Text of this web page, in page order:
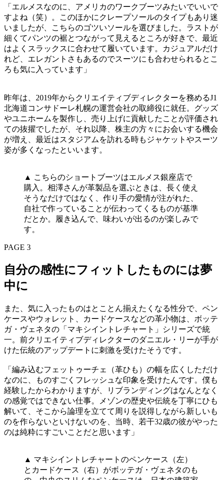
「エルメスなのに、アメリカのワークブーツみたいでいいで
すよね（笑）。このほかにクレープソールのタイプもあり迷
いましたが、こちらのゴツいソールを選びました。ラストが
細くてパンツの裾とつながって見えるところが好きで、最近
はよくスラックスに合わせて履いています。カジュアルだけ
れど、エレガントさもあるのでスーツにも合わせられるとこ
ろも気に入っています」
昨年は、2019年からクリエイティブディレクターを務めるJ1
北海道コンサドーレ札幌の運営会社の取締役に就任。グッズ
やユニホームを製作し、売り上げに貢献したことが評価され
ての抜擢でしたが、それ以降、株主の方々にお会いする機会
が増え、最近はスタジアムを訪れる時もジャケットやスーツ
姿が多くなったといいます。
▲ こちらのショートブーツはエルメス銀座店で
購入。相澤さんが革製品を選ぶときは、長く使え
そうなだけではなく、作り手の愛情が注がれた、
自社で作っていることが伝わってくるものが基準
だとか。履き込んで、味わいが出るのが楽しみで
す。
PAGE 3
自分の感性にフィットしたものには夢
中に
また、気に入ったものはとことん揃えたくなる性分で、ペン
ケースやウォレット、カードケースなどの革小物は、ボッテ
ガ・ヴェネタの「マキシイントレチャート」シリーズで統
一。前クリエイティブディレクターのダニエル・リーが手が
けた伝統のアップデートに刺激を受けたそうです。
「編み込むフェットゥーチェ（革ひも）の幅を広くしただけ
なのに、ものすごくフレッシュな印象を受けたんです。僕も
経験したからわかりますが、リブランディングはなんとなく
の感覚ではできない仕事。メゾンの歴史や伝統を丁寧にひも
解いて、そこから論理を立てて周りを説得しながら新しいも
のを作らないといけないのを、当時、若干32歳の彼がやった
のは純粋にすごいことだと思います」
▲ マキシイントレチャートのペンケース（左）
とカードケース（右）がボッテガ・ヴェネタのも